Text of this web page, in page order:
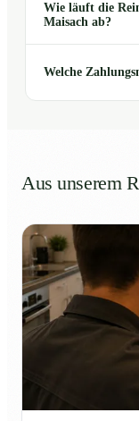
Wie läuft die
Maisach ab?
Welche
Aus unserem